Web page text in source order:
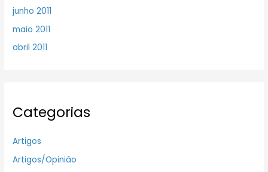
junho 2011
maio 2011
abril 2011
Categorias
Artigos
Artigos/Opinião